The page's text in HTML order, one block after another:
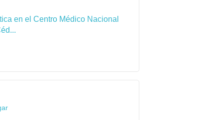
en el Centro Médico Nacional